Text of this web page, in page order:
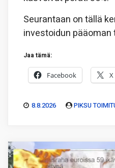
Seurantaan on tällä
investoidun pääoman
Jaa tämä:
Facebook X
8.8.2026 PIKSU